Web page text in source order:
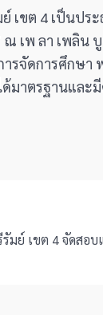
ขต 4 เป็นปร
เพ ลา เพลิน
รจัดการศึกษา
มาตรฐานและ